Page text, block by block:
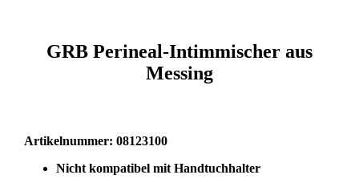
GRB Perineal-Intimmischer aus
Messing
Artikelnummer: 08123100
Nicht kompatibel mit Handtuchhalter